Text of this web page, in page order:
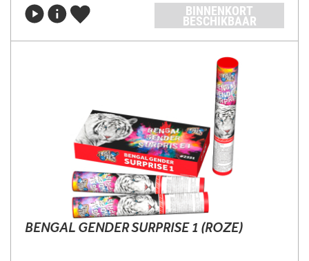
BINNENKORT
BESCHIKBAAR
BENGAL GENDER SURPRISE 1 (ROZE)